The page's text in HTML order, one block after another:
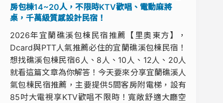
房包棟14~20人，不限時KTV歡唱、電動麻將
桌，千萬級質感設計民宿！
2026年宜蘭礁溪包棟民宿推薦【里奧東方】，
Dcard與PTT人氣推薦必住的宜蘭礁溪包棟民宿！
想找礁溪包棟民宿6人、8人、10人、12人、20人
就看這篇文章為你解答！今天要來分享宜蘭礁溪人
氣包棟民宿推薦，主要提供5間客房附電梯，設有
85吋大電視享KTV歡唱不限時！寬敞舒適大廳空